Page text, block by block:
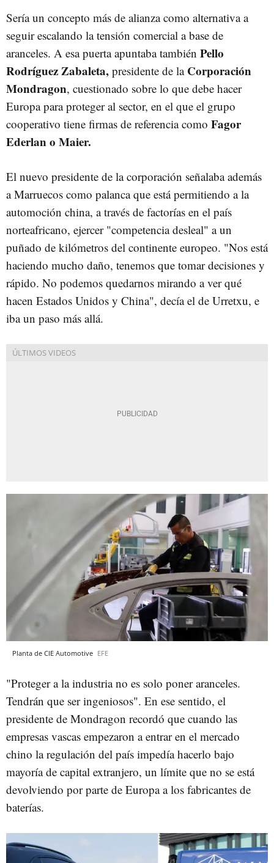
Sería un concepto más de alianza como alternativa a
seguir escalando la tensión comercial a base de
aranceles. A esa puerta apuntaba también Pello
Rodríguez Zabaleta, presidente de la Corporación
Mondragon, cuestionado sobre lo que debe hacer
Europa para proteger al sector, en el que el grupo
cooperativo tiene firmas de referencia como Fagor
Ederlan o Maier.
El nuevo presidente de la corporación señalaba además
a Marruecos como palanca que está permitiendo a la
automoción china, a través de factorías en el país
norteafricano, ejercer "competencia desleal" a un
puñado de kilómetros del continente europeo. "Nos está
haciendo mucho daño, tenemos que tomar decisiones y
rápido. No podemos quedarnos mirando a ver qué
hacen Estados Unidos y China", decía el de Urretxu, e
iba un paso más allá.
Planta de CIE Automotive EFE
"Proteger a la industria no es solo poner aranceles.
Tendrán que ser ingeniosos". En ese sentido, el
presidente de Mondragon recordó que cuando las
empresas vascas empezaron a entrar en el mercado
chino la regulación del país impedía hacerlo bajo
mayoría de capital extranjero, un límite que no se está
devolviendo por parte de Europa a los fabricantes de
baterías.